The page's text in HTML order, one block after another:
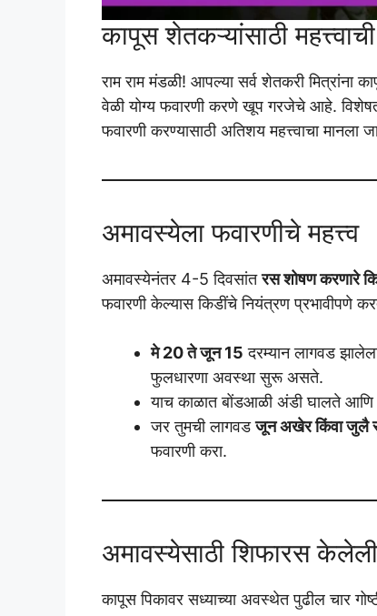
कापूस शेतकऱ्यांसाठी महत्त्वाची
राम राम मंडळी! आपल्या सर्व शेतकरी मित्रांना
वेळी योग्य फवारणी करणे खूप गरजेचे आहे.
फवारणी करण्यासाठी अतिशय महत्त्वाचा मानला
अमावस्येला फवारणीचे महत्त्व
अमावस्येनंतर 4-5 दिवसांतरस शोषण करणारे
फवारणी केल्यास किडींचे नियंत्रण प्रभावीपणे
मे 20 ते जून 15 दरम्यान लागवड
फुलधारणा अवस्था सुरू असते.
याच काळात बोंडआळी अंडी घालते आणि
जर तुमची लागवडजून अखेर किंवा जुलै
फवारणी करा.
अमावस्येसाठी शिफारस
कापूस पिकावर सध्याच्या अवस्थेत पुढील चार